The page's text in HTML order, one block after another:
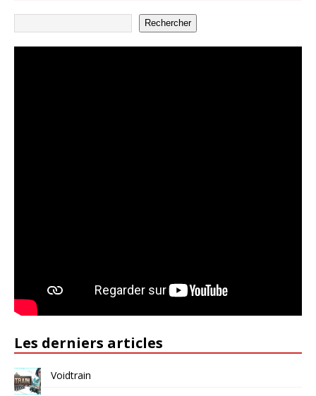
Rechercher
Les derniers articles
Voidtrain